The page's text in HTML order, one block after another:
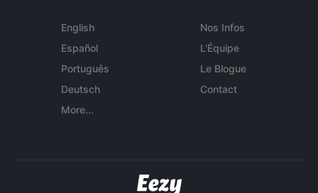
English
Español
Português
Deutsch
More...
Nos Infos
L'Équipe
Le Blogue
Contact